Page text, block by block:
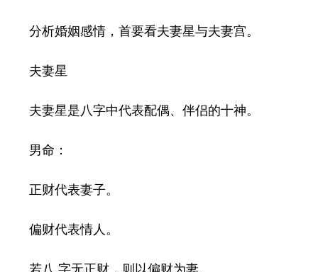
分析婚姻感情，首要看夫妻星与夫妻宫。
夫妻星
夫妻星是八字中代表配偶、伴侣的十神。
男命：
正财代表妻子。
偏财代表情人。
若八.字无正财，则以偏财为妻。